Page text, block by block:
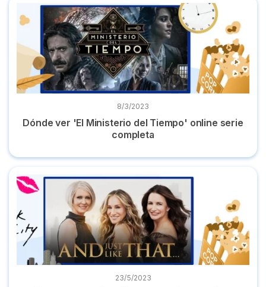
8/3/2023
Dónde ver 'El Ministerio del Tiempo' online serie
completa
Dónde ver 'And just like that' online la serie en castellano
23/5/2023